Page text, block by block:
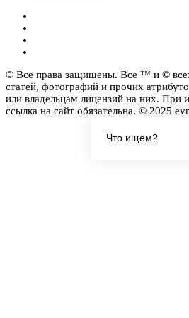
© Все права защищены. Все ™ и ©
статей, фотографий и прочих
или владельцам лицензий на них. При
ссылка на сайт обязательна. © 2025